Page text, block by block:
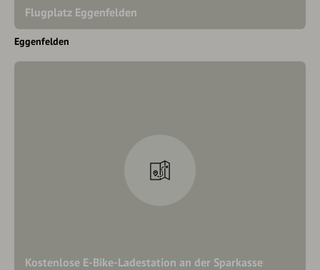
Flugplatz Eggenfelden
Eggenfelden
Kostenlose E-Bike-Ladestation an der Sparkasse